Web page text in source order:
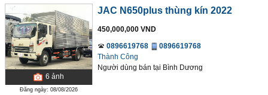
6 ảnh
Đăng ngày: 08/08/2026
JAC N650plus thùng kín 2022
450,000,000 VND
0896619768
0896619768
Thành Công
Người dùng bán tại Bình Dương